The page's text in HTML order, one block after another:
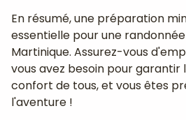
En résumé, une préparation
essentielle pour une
Martinique. Assurez-vous
vous avez besoin pour garantir
confort de tous, et vous êtes
l'aventure !